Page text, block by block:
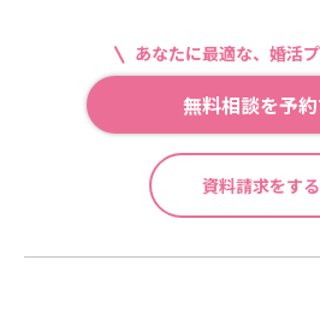
あなたに最適な、婚活
無料相談を予
資料請求をする